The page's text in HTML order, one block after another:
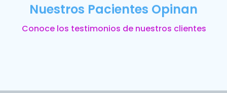
Nuestros Pacientes Opinan
Conoce los testimonios de nuestros clientes